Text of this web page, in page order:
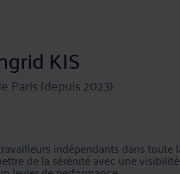
KIS
Paris (depuis 2023)
indépendants dans toute
de la sérénité avec une